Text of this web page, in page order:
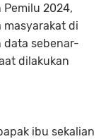
Pemilu 2024,
masyarakat di
data sebenar-
dilakukan
ibu sekalian